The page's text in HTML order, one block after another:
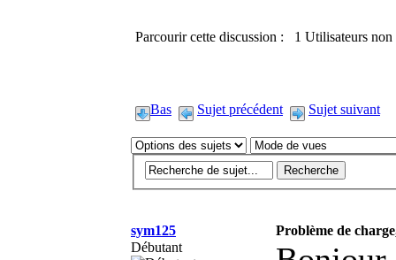
Parcourir cette discussion : 1 Utilisateurs non
Bas Sujet précédent Sujet suivant
sym125
Problème de
Débutant